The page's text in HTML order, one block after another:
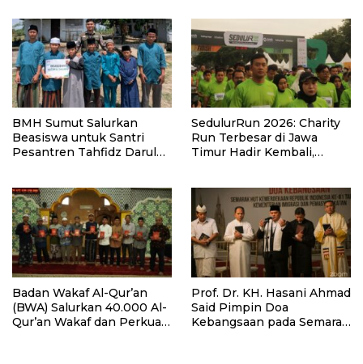
BMH Sumut Salurkan
Beasiswa untuk Santri
Pesantren Tahfidz Darul
SedulurRun 2026: Charity
Run Terbesar di Jawa
Timur Hadir Kembali,
Santri dan Guru Honorer
Badan Wakaf Al-Qur’an
(BWA) Salurkan 40.000 Al-
Qur’an Wakaf dan Perkuat
Prof. Dr. KH. Hasani Ahmad
Said Pimpin Doa
Kebangsaan pada Semarak